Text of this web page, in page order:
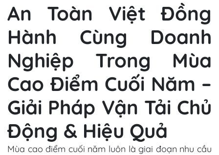
An Toàn Việt Đồng
Hành Cùng Doanh
Nghiệp Trong Mùa
Cao Điểm Cuối Năm –
Giải Pháp Vận Tải Chủ
Động & Hiệu Quả
Mùa cao điểm cuối năm luôn là giai đoạn nhu cầu